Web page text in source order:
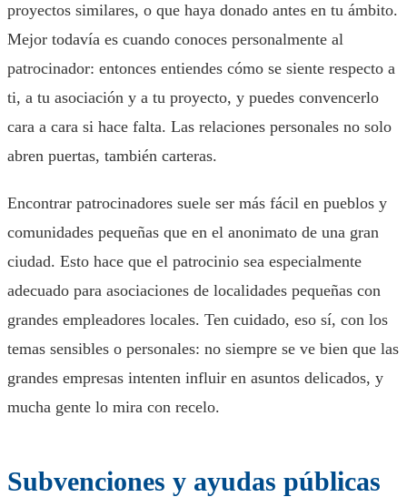
proyectos similares, o que haya donado antes en tu ámbito.
Mejor todavía es cuando conoces personalmente al
patrocinador: entonces entiendes cómo se siente respecto a
ti, a tu asociación y a tu proyecto, y puedes convencerlo
cara a cara si hace falta. Las relaciones personales no solo
abren puertas, también carteras.
Encontrar patrocinadores suele ser más fácil en pueblos y
comunidades pequeñas que en el anonimato de una gran
ciudad. Esto hace que el patrocinio sea especialmente
adecuado para asociaciones de localidades pequeñas con
grandes empleadores locales. Ten cuidado, eso sí, con los
temas sensibles o personales: no siempre se ve bien que las
grandes empresas intenten influir en asuntos delicados, y
mucha gente lo mira con recelo.
Subvenciones y ayudas públicas